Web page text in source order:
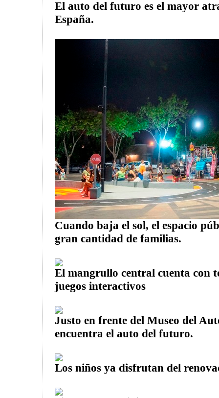
El auto del futuro es el mayor
España.
Cuando baja el sol, el espacio
gran cantidad de familias.
El mangrullo central cuenta con
juegos interactivos
Justo en frente del Museo del
encuentra el auto del futuro.
Los niños ya disfrutan del